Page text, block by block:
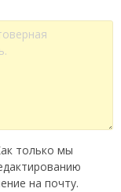
только мы
на почту.